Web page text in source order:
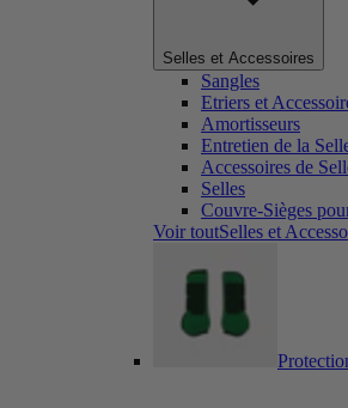
Selles et Accessoires
Sangles
Etriers et
Amortisseurs
Entretien de la
Accessoires de
Selles
Couvre-Sièges
Voir toutSelles et